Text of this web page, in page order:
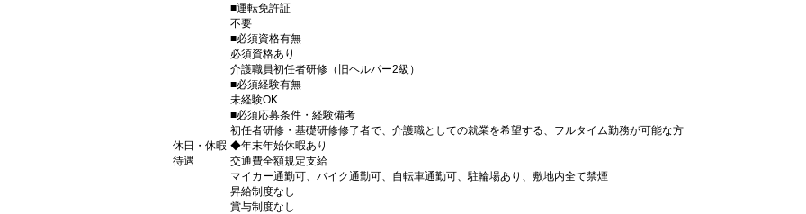
■運転免許証
不要
■必須資格有無
必須資格あり
介護職員初任者研修（旧ヘルパー2級）
■必須経験有無
未経験OK
■必須応募条件・経験備考
初任者研修・基礎研修修了者で、介護職としての就業を希望する、フルタイム勤務が可能な方
休日・休暇 ◆年末年始休暇あり
待遇
交通費全額規定支給
マイカー通勤可、バイク通勤可、自転車通勤可、駐輪場あり、敷地内全て禁煙
昇給制度なし
賞与制度なし